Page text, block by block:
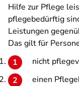
Hilfe zur Pflege
pflegebedürftig
Leistungen
Das gilt für
nicht
einen